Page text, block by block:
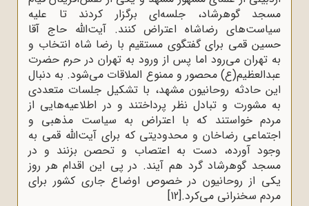
مسجد گوهرشاد، جلسهای برگزار کردند تا علیه
سیاست‌های رضاشاه اعتراض کنند.آیت‌الله حاج آقا
حسین قمی برای گفتگوی مستقیم با رضا شاه انتخاب و
به تهران می‌رود اما پس از ورود به تهران در حرم حضرت
عبدالعظیم(ع) محصور و ممنوع الملاقات می‌شود. به دنبال
این حادثه روحانیون مشهد، با تشکیل جلسات متعددی
به مشورت و تبادل نظر پرداختند و در اطلاعیه‌هایی از
مردم خواستند که با اعتراض به سیاست مذهبی و
اجتماعی رضاخان و محدودیتی که برای آیت‌الله قمی به
‌وجود آورده، دست به اعتصاب و تحصن بزنند و در
مسجد گوهرشاد گرد هم آیند. در پی این اقدام هر روز
یکی از روحانیون در خصوص اوضاع جاری کشور برای
مردم سخنرانی می‌کرد.[12]